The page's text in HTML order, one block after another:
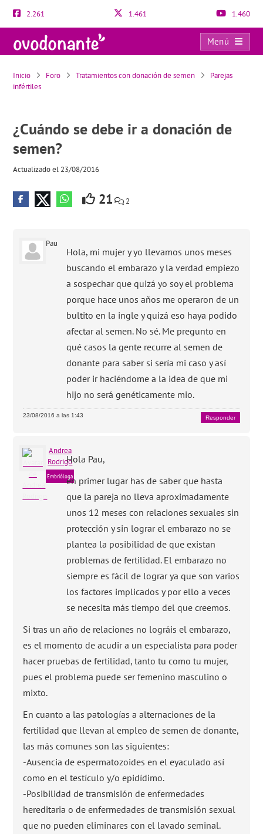
2.261 1.461 1.460
Menú
¿Cuándo se debe ir a donación de semen?
Inicio Foro Tratamientos con donación de semen
Parejas
infértiles
¿Cuándo se debe ir a donación de
semen?
Actualizado el 23/08/2016
21 2
Pau
Hola, mi mujer y yo llevamos unos meses
buscando el embarazo y la verdad empiezo
a sospechar que quizá yo soy el problema
porque hace unos años me operaron de un
bultito en la ingle y quizá eso haya podido
afectar al semen. No sé. Me pregunto en
qué casos la gente recurre al semen de
donante para saber si sería mi caso y así
poder ir haciéndome a la idea de que mi
hijo no será genéticamente mio.
23/08/2016 a las 1:43 Responder
Andrea
Rodrigo
Embrióloga
Hola Pau,
en primer lugar has de saber que hasta
que la pareja no lleva aproximadamente
unos 12 meses con relaciones sexuales sin
protección y sin lograr el embarazo no se
plantea la posibilidad de que existan
problemas de fertilidad. El embarazo no
siempre es fácil de lograr ya que son varios
los factores implicados y por ello a veces
se necesita más tiempo del que creemos.
Si tras un año de relaciones no lográis el embarazo,
es el momento de acudir a un especialista para poder
hacer pruebas de fertilidad, tanto tu como tu mujer,
pues el problema puede ser femenino masculino o
mixto.
En cuanto a las patologías a alternaciones de la
fertilidad que llevan al empleo de semen de donante,
las más comunes son las siguientes:
-Ausencia de espermatozoides en el eyaculado así
como en el testículo y/o epidídimo.
-Posibilidad de transmisión de enfermedades
hereditaria o de enfermedades de transmisión sexual
que no pueden eliminares con el lavado seminal.